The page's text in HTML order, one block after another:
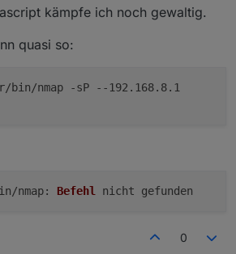
kämpfe ich noch gewaltig.
quasi so:
nmap -sP --192.168.8.1
nmap: Befehl nicht gefunden
0